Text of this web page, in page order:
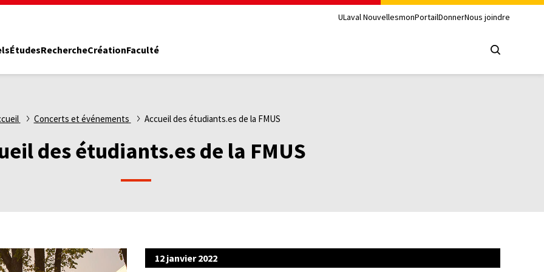
ULaval NouvellesmonPortailDonnerNous joindre
ÉtudesRechercheCréationFaculté
Concerts et événements Accueil des étudiants.es de la FMUS
des étudiants.es de la FMUS
12 janvier 2022